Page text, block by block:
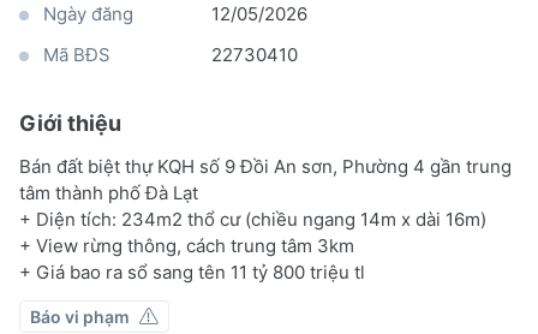
Ngày đăng
12/05/2026
Mã BĐS
22730410
Giới thiệu
Bán đất biệt thự KQH số 9 Đồi An sơn, Phường 4 gần trung
tâm thành phố Đà Lạt
+ Diện tích: 234m2 thổ cư (chiều ngang 14m x dài 16m)
+ View rừng thông, cách trung tâm 3km
+ Giá bao ra sổ sang tên 11 tỷ 800 triệu tl
Báo vi phạm